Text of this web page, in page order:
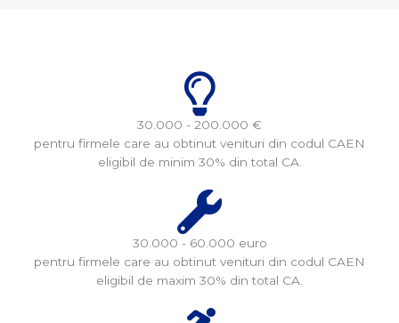
30.000 - 200.000 €
pentru firmele care au obtinut venituri din codul CAEN
eligibil de minim 30% din total CA.
30.000 - 60.000 euro
pentru firmele care au obtinut venituri din codul CAEN
eligibil de maxim 30% din total CA.